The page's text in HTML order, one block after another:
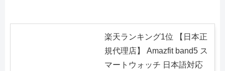
楽天ランキング1位 【日本正
規代理店】 Amazfit band5 ス
マートウォッチ 日本語対応